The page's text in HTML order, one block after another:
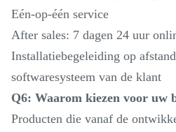
Eén-op-één service
After sales: 7 dagen 24 uur
Installatiebegeleiding op
softwaresysteem van de klant
Q6: Waarom kiezen voor uw
Producten die vanaf de